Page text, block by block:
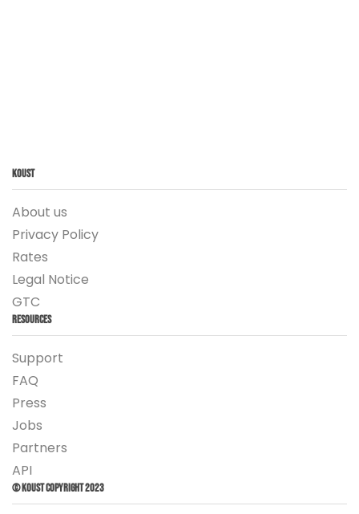
Koust
About us
Privacy Policy
Rates
Legal Notice
GTC
Resources
Support
FAQ
Press
Jobs
Partners
API
© Koust Copyright 2023